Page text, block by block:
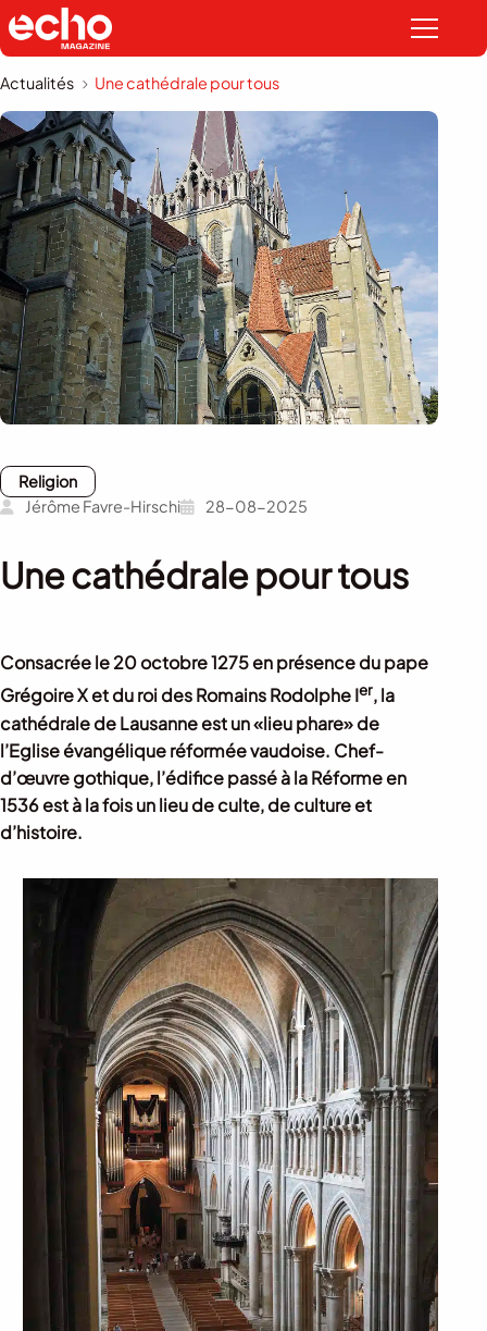
Actualités Une cathédrale pour tous
Religion
Jérôme Favre-Hirschi
28-08-2025
Une cathédrale pour tous
Consacrée le 20 octobre 1275 en présence du pape
Grégoire X et du roi des Romains Rodolphe Ier, la
cathédrale de Lausanne est un «lieu phare» de
l’Eglise évangélique réformée vaudoise. Chef-
d’œuvre gothique, l’édifice passé à la Réforme en
1536 est à la fois un lieu de culte, de culture et
d’histoire.